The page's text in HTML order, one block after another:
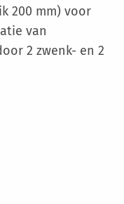
200 mm) voor
van
2 zwenk- en 2